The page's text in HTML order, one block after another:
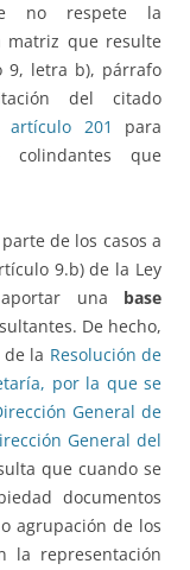
no respete la
que resulte
9, letra b), párrafo
del citado
artículo 201
para
colindantes que
de los casos a
9.b) de la Ley
una base
De hecho,
la Resolución de
por la que se
General de
General del
que cuando se
documentos
agrupación de los
la representación